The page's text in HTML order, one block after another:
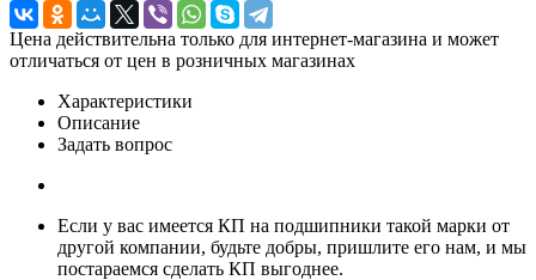
Цена действительна только для интернет-магазина и может
отличаться от цен в розничных магазинах
Характеристики
Описание
Задать вопрос
Если у вас имеется КП на подшипники такой марки от
другой компании, будьте добры, пришлите его нам, и мы
постараемся сделать КП выгоднее.